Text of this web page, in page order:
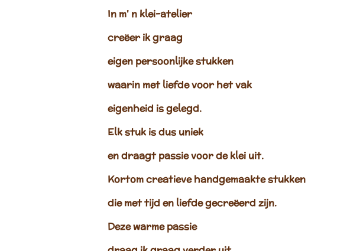
In m' n klei-atelier
creëer ik graag
eigen persoonlijke stukken
waarin met liefde voor het vak
eigenheid is gelegd.
Elk stuk is dus uniek
en draagt passie voor de klei uit.
Kortom creatieve handgemaakte stukken
die met tijd en liefde gecreëerd zijn.
Deze warme passie